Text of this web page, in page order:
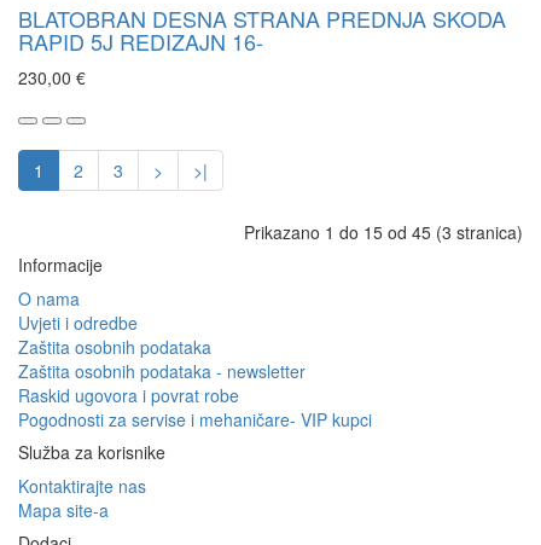
BLATOBRAN DESNA STRANA PREDNJA SKODA
RAPID 5J REDIZAJN 16-
230,00 €
1 2 3 > >|
Prikazano 1 do 15 od 45 (3 stranica)
Informacije
O nama
Uvjeti i odredbe
Zaštita osobnih podataka
Zaštita osobnih podataka - newsletter
Raskid ugovora i povrat robe
Pogodnosti za servise i mehaničare- VIP kupci
Služba za korisnike
Kontaktirajte nas
Mapa site-a